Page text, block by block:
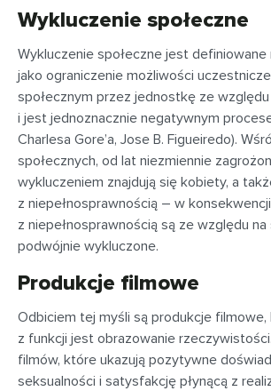
Wykluczenie społeczne
Wykluczenie społeczne jest definiowane
jako ograniczenie możliwości
społecznym przez jednostkę ze
i jest jednoznacznie negatywnym
Charlesa Gore’a, Jose B. Figueiredo).
społecznych, od lat niezmiennie
wykluczeniem znajdują się kobiety, a
z niepełnosprawnością – w konsekwencji
z niepełnosprawnością są ze względu
podwójnie wykluczone.
Produkcje filmowe
Odbiciem tej myśli są produkcje filmowe,
z funkcji jest obrazowanie
filmów, które ukazują pozytywne
seksualności i satysfakcję płynącą z